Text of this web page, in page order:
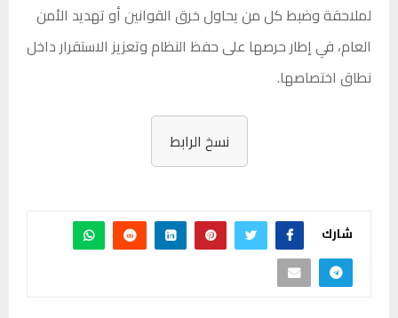
لملاحقة وضبط كل من يحاول خرق القوانين أو تهديد الأمن
العام، في إطار حرصها على حفظ النظام وتعزيز الاستقرار داخل
نطاق اختصاصها.
نسخ الرابط
شارك